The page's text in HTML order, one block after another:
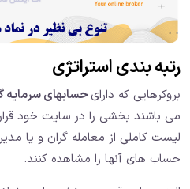
رتبه بندی استراتژی
بروکرهایی که دارای حسابهای سرمایه
می باشند بخشی را در سایت خود قرار
لیست کاملی از معامله گران و یا
حساب های آنها را مشاهده کنند.